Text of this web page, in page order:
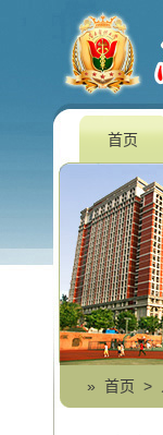
首页
» 首页 >